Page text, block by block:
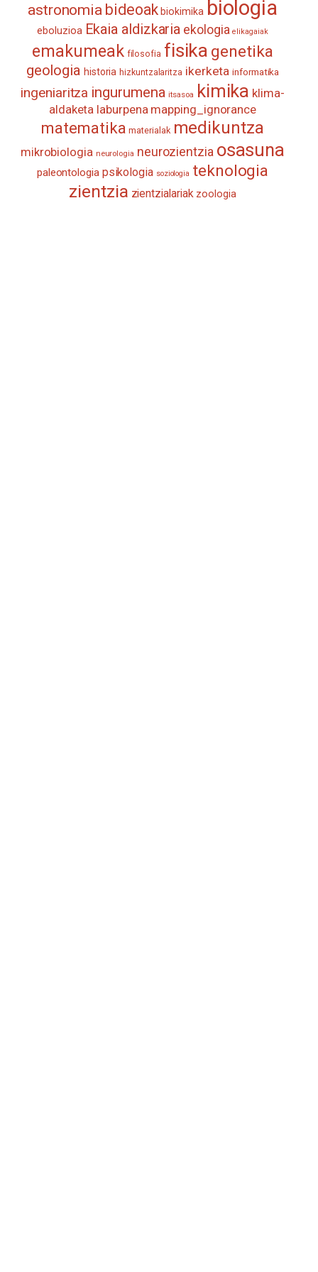
astronomia bideoak biokimika biologia
eboluzioa Ekaia aldizkaria ekologia elikagaiak
emakumeak filosofia fisika genetika
geologia historia hizkuntzalaritza ikerketa informatika
ingeniaritza ingurumena itsasoa kimika klima-
aldaketa laburpena mapping_ignorance
matematika materialak medikuntza
mikrobiologia neurologia neurozientzia osasuna
paleontologia psikologia soziologia teknologia
zientzia zientzialariak zoologia